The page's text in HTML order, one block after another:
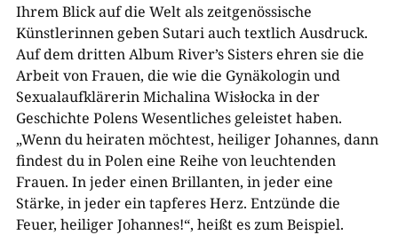
Ihrem Blick auf die Welt als zeitgenössische
Künstlerinnen geben Sutari auch textlich Ausdruck.
Auf dem dritten Album River’s Sisters ehren sie die
Arbeit von Frauen, die wie die Gynäkologin und
Sexualaufklärerin Michalina Wisłocka in der
Geschichte Polens Wesentliches geleistet haben.
„Wenn du heiraten möchtest, heiliger Johannes, dann
findest du in Polen eine Reihe von leuchtenden
Frauen. In jeder einen Brillanten, in jeder eine
Stärke, in jeder ein tapferes Herz. Entzünde die
Feuer, heiliger Johannes!“, heißt es zumBeispiel.